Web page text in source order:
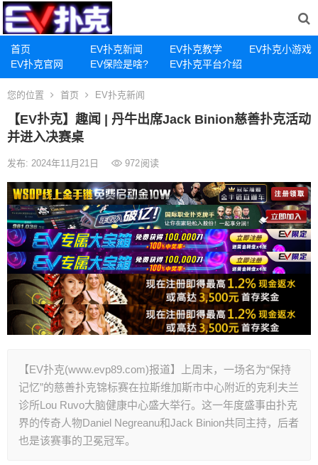
首页 EV扑克新闻 EV扑克教学
EV扑克小游戏
EV扑克官网
EV保险是啥? EV扑克平台介绍
您的位置 首页 EV扑克新闻
【EV扑克】趣闻 | 丹牛出席Jack Binion慈善扑克活动
并进入决赛桌
发布: 2024年11月21日 972阅读
【EV扑克(www.evp89.com)报道】上周末，一场名为“保持
记忆”的慈善扑克锦标赛在拉斯维加斯市中心附近的克利夫兰
诊所Lou Ruvo大脑健康中心盛大举行。这一年度盛事由扑克
界的传奇人物Daniel Negreanu和Jack Binion共同主持，后者
也是该赛事的卫冕冠军。